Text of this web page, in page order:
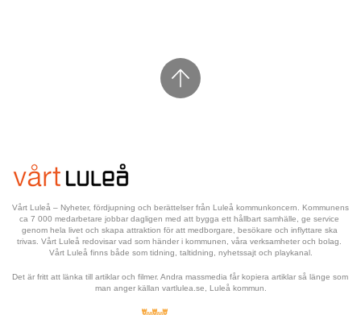
Vårt Luleå – Nyheter, fördjupning och berättelser från Luleå kommunkoncern. Kommunens
ca 7 000 medarbetare jobbar dagligen med att bygga ett hållbart samhälle, ge service
genom hela livet och skapa attraktion för att medborgare, besökare och inflyttare ska
trivas. Vårt Luleå redovisar vad som händer i kommunen, våra verksamheter och bolag.
Vårt Luleå finns både som tidning, taltidning, nyhetssajt och playkanal.
Det är fritt att länka till artiklar och filmer. Andra massmedia får kopiera artiklar så länge som
man anger källan vartlulea.se, Luleå kommun.